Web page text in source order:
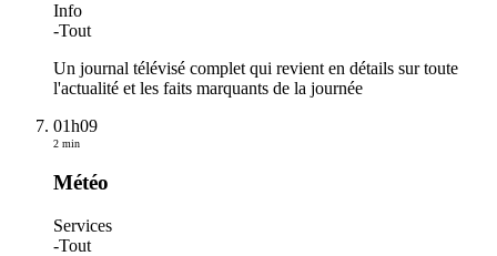
Info
-Tout
Un journal télévisé complet qui revient en détails sur toute
l'actualité et les faits marquants de la journée
01h09
2 min
Météo
Services
-Tout